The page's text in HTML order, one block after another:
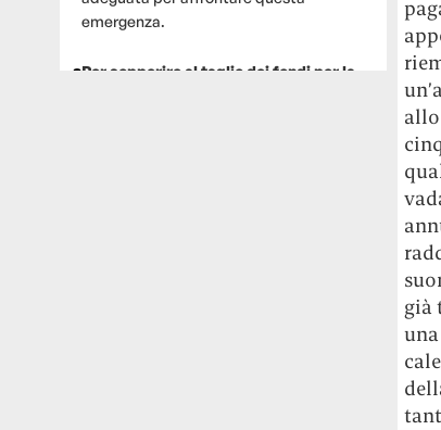
emergenza.
Per sopperire al taglio dei fondi per la
già